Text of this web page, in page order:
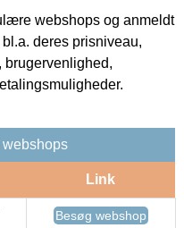
webshops og anmeldt
deres prisniveau,
brugervenlighed,
webshops
Link
Besøg webshop